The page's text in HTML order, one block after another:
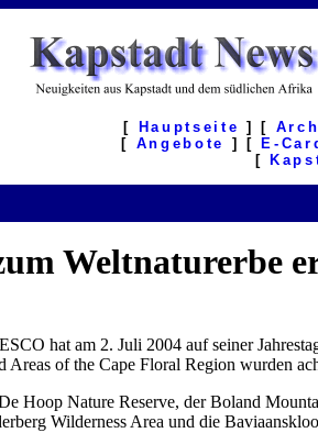
[ Hauptseite ] [
[ Angebote ] [ E-
[
Weltnaturerbe
hat am 2. Juli 2004 auf seiner
Areas of the Cape Floral Region wurden
Hoop Nature Reserve, der Boland
Wilderness Area und die